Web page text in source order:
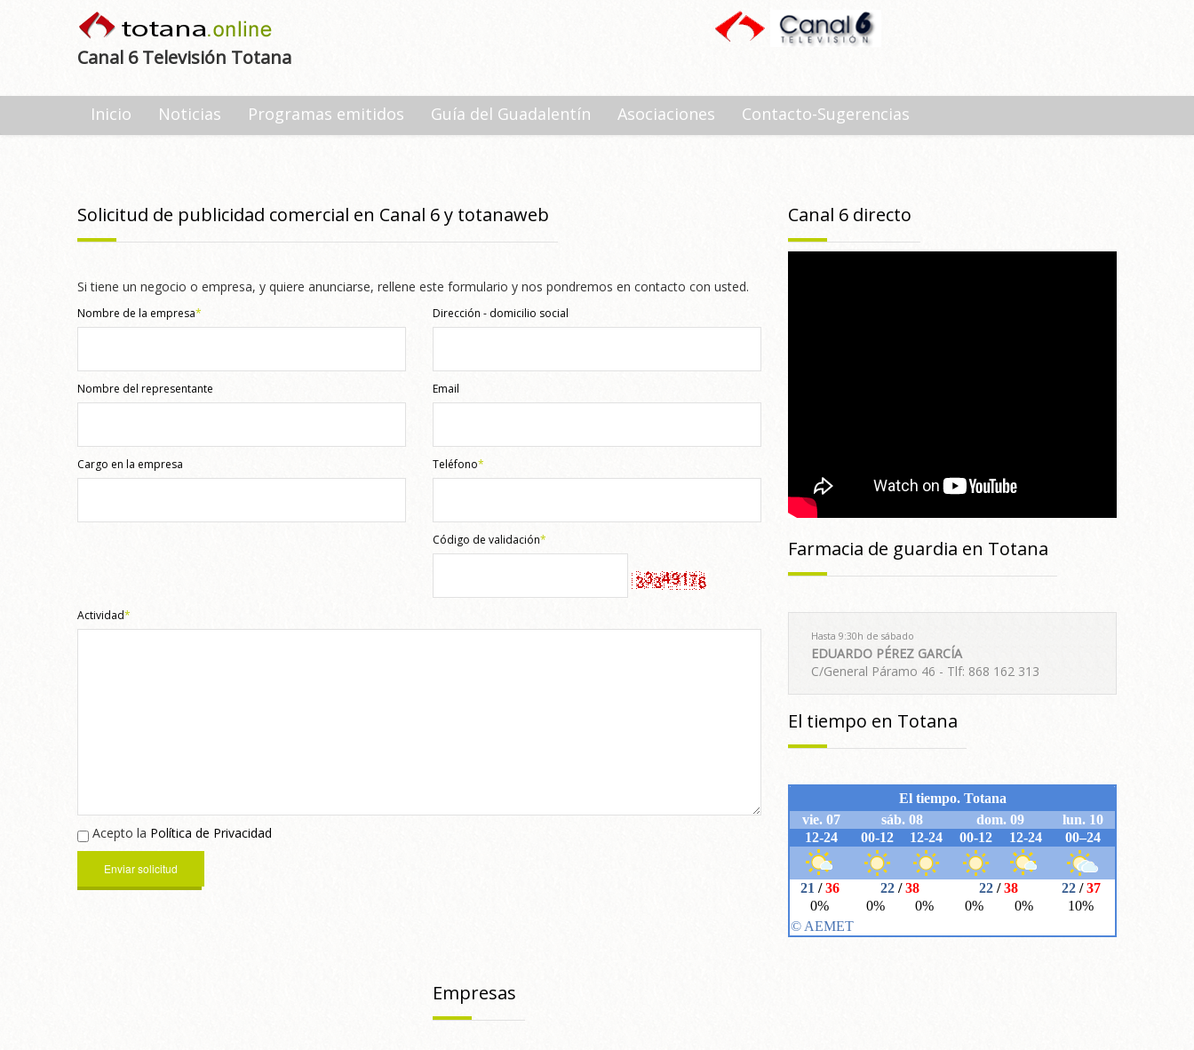
Canal 6 Televisión Totana
Inicio Noticias Programas emitidos Guía del Guadalentín Asociaciones Contacto-Sugerencias
Solicitud de publicidad comercial en Canal 6 y totanaweb
Si tiene un negocio o empresa, y quiere anunciarse, rellene este formulario y nos pondremos en contacto con usted.
Nombre de la empresa*
Nombre del representante
Cargo en la empresa
Dirección - domicilio social
Email
Teléfono*
Código de validación*
Actividad*
Acepto la Política de Privacidad
Canal 6 directo
Farmacia de guardia en Totana
Hasta 9:30h de sábado
EDUARDO PÉREZ GARCÍA
C/General Páramo 46 - Tlf: 868 162 313
El tiempo en Totana
Empresas